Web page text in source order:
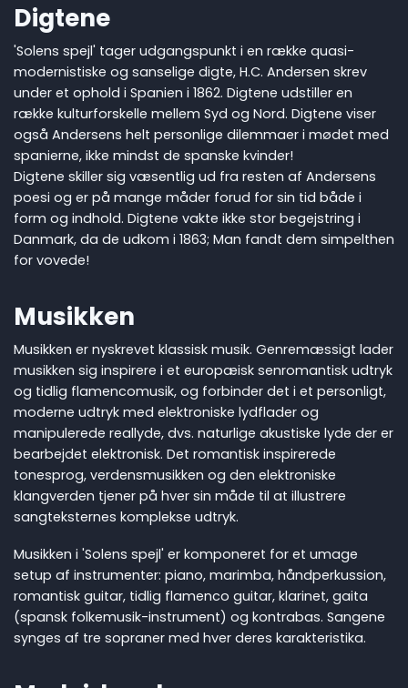
Digtene
'Solens spejl' tager udgangspunkt i en række quasi-
modernistiske og sanselige digte, H.C. Andersen skrev
under et ophold i Spanien i 1862. Digtene udstiller en
række kulturforskelle mellem Syd og Nord. Digtene viser
også Andersens helt personlige dilemmaer i mødet med
spanierne, ikke mindst de spanske kvinder!
Digtene skiller sig væsentlig ud fra resten af Andersens
poesi og er på mange måder forud for sin tid både i
form og indhold. Digtene vakte ikke stor begejstring i
Danmark, da de udkom i 1863; Man fandt dem simpelthen
for vovede!
Musikken
Musikken er nyskrevet klassisk musik. Genremæssigt lader
musikken sig inspirere i et europæisk senromantisk udtryk
og tidlig flamencomusik, og forbinder det i et personligt,
moderne udtryk med elektroniske lydflader og
manipulerede reallyde, dvs. naturlige akustiske lyde der er
bearbejdet elektronisk. Det romantisk inspirerede
tonesprog, verdensmusikken og den elektroniske
klangverden tjener på hver sin måde til at illustrere
sangteksternes komplekse udtryk.
Musikken i 'Solens spejl' er komponeret for et umage
setup af instrumenter: piano, marimba, håndperkussion,
romantisk guitar, tidlig flamenco guitar, klarinet, gaita
(spansk folkemusik-instrument) og kontrabas. Sangene
synges af tre sopraner med hver deres karakteristika.